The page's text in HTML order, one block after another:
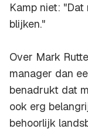
Kamp niet:
blijken."
Over Mark
manager dan
benadrukt dat
ook erg
behoorlijk